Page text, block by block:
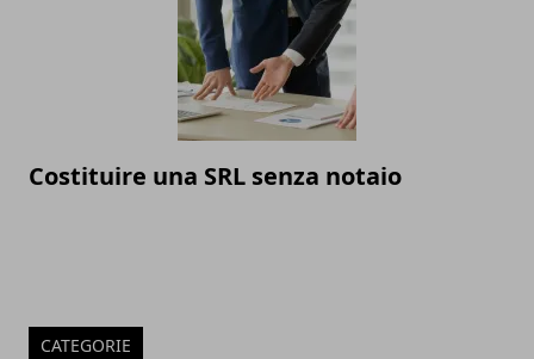
Costituire una SRL senza notaio
CATEGORIE